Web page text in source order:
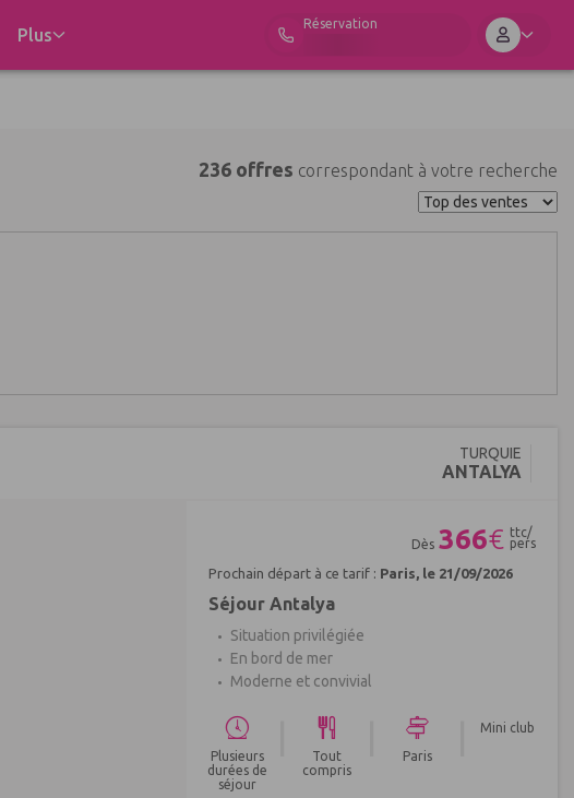
Plus
Réservation
236 offres correspondant à votre recherche
TURQUIE
ANTALYA
Dès 366€ ttc/
pers
Prochain départ à ce tarif : Paris, le 21/09/2026
Séjour Antalya
Situation privilégiée
En bord de mer
Moderne et convivial
Plusieurs
durées de
séjour
Tout
compris
Paris
Mini club